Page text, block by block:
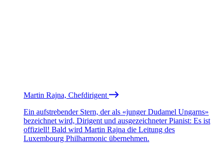
Martin Rajna, Chefdirigent
Ein aufstrebender Stern, der als «junger Dudamel Ungarns»
bezeichnet wird, Dirigent und ausgezeichneter Pianist: Es ist
offiziell! Bald wird Martin Rajna die Leitung des
Luxembourg Philharmonic übernehmen.